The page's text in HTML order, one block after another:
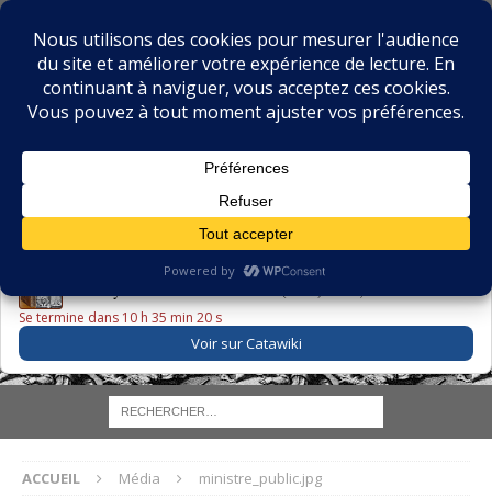
BIBLIOPHILIE.COM
LE BLOG DU BIBLIOPHILE, DES BIBLIOPHILES, DE LA
LE LIVRE DU JOUR
Se termine dans 10 h 35 min 20 s
Voir sur Catawiki
ACCUEIL Média ministre_public.jpg